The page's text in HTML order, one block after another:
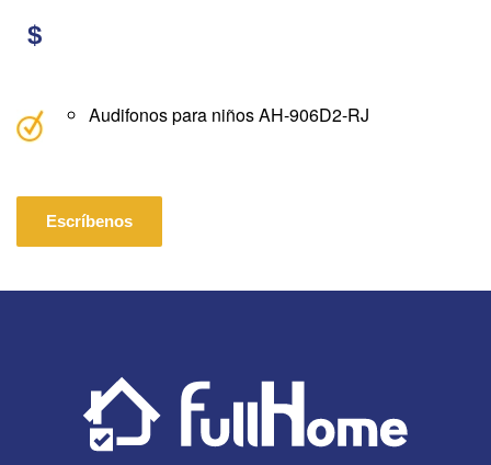
$
Audifonos para niños AH-906D2-RJ
Escríbenos